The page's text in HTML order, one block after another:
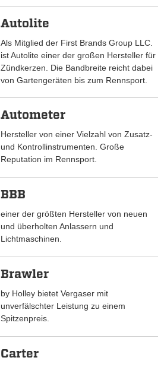
Autolite
Als Mitglied der First Brands Group LLC.
ist Autolite einer der großen Hersteller für
Zündkerzen. Die Bandbreite reicht dabei
von Gartengeräten bis zum Rennsport.
Autometer
Hersteller von einer Vielzahl von Zusatz-
und Kontrollinstrumenten. Große
Reputation im Rennsport.
BBB
einer der größten Hersteller von neuen
und überholten Anlassern und
Lichtmaschinen.
Brawler
by Holley bietet Vergaser mit
unverfälschter Leistung zu einem
Spitzenpreis.
Carter